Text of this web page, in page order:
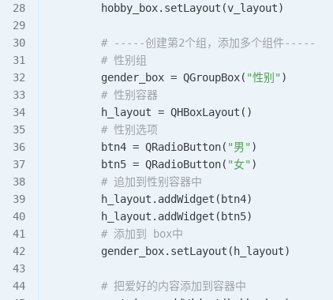
        hobby_box.
setLayout (v_layout)
        # -----创建第2个组，添加多个组件-----
        # 性别组
        gender_box
= QGroupBox( "性别" )
        # 性别容器
        h_layout
= QHBoxLayout ()
        # 性别选项
        btn4
= QRadioButton( "男" )
        btn5
= QRadioButton( "女" )
        # 追加到性别容器中
        h_layout.
addWidget (btn4)
        h_layout.
addWidget (btn5)
        # 添加到 box中
        gender_box.
setLayout (h_layout)
        # 把爱好的内容添加到容器中